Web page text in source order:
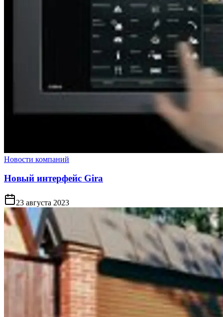
Новости компаний
Новый интерфейс Gira
23 августа 2023